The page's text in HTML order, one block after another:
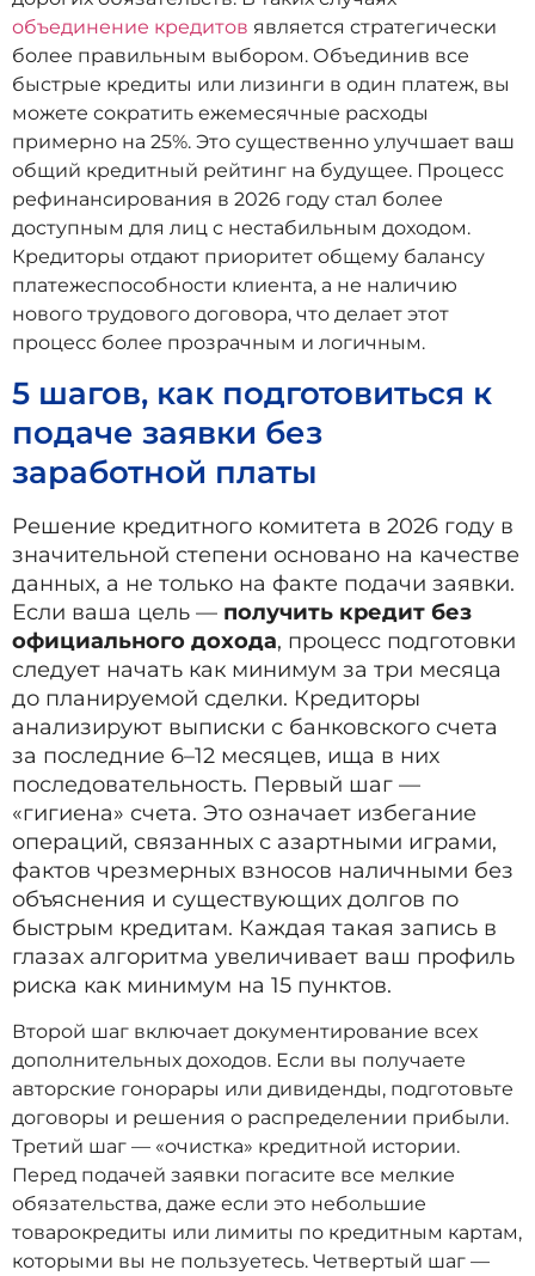
объединение кредитов является стратегически
более правильным выбором. Объединив все
быстрые кредиты или лизинги в один платеж, вы
можете сократить ежемесячные расходы
примерно на 25%. Это существенно улучшает ваш
общий кредитный рейтинг на будущее. Процесс
рефинансирования в 2026 году стал более
доступным для лиц с нестабильным доходом.
Кредиторы отдают приоритет общему балансу
платежеспособности клиента, а не наличию
нового трудового договора, что делает этот
процесс более прозрачным и логичным.
5 шагов, как подготовиться к
подаче заявки без
заработной платы
Решение кредитного комитета в 2026 году в
значительной степени основано на качестве
данных, а не только на факте подачи заявки.
Если ваша цель — получить кредит без
официального дохода, процесс подготовки
следует начать как минимум за три месяца
до планируемой сделки. Кредиторы
анализируют выписки с банковского счета
за последние 6–12 месяцев, ища в них
последовательность. Первый шаг —
«гигиена» счета. Это означает избегание
операций, связанных с азартными играми,
фактов чрезмерных взносов наличными без
объяснения и существующих долгов по
быстрым кредитам. Каждая такая запись в
глазах алгоритма увеличивает ваш профиль
риска как минимум на 15 пунктов.
Второй шаг включает документирование всех
дополнительных доходов. Если вы получаете
авторские гонорары или дивиденды, подготовьте
договоры и решения о распределении прибыли.
Третий шаг — «очистка» кредитной истории.
Перед подачей заявки погасите все мелкие
обязательства, даже если это небольшие
товарокредиты или лимиты по кредитным картам,
которыми вы не пользуетесь. Четвертый шаг —